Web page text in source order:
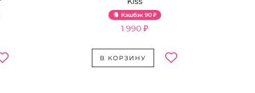
Кэшбэк 90 ₽
1 990 ₽
В КОРЗИНУ